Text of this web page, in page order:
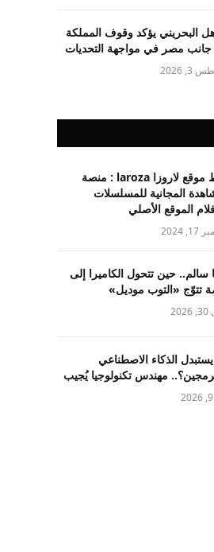
البحريني يؤكد وقوف المملكة
جانب مصر في مواجهة التحديات
2026
رابط موقع لاروزا laroza : منصة
المجانية للمسلسلات
الموقع الأصلي
سالم.. حين تتحول الكاميرا إلى
تتوّج «التوب موديل»
الذكاء الاصطناعي
مهندس تكنولوجيا يُجيب